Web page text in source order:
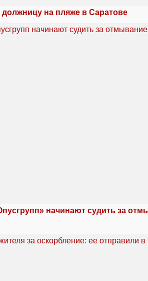
на пляже в Саратове
начинают судить за